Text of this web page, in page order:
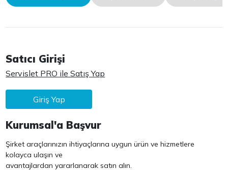
Satıcı Girişi
Servislet PRO ile Satış Yap
Giriş Yap
Kurumsal'a Başvur
Şirket araçlarınızın ihtiyaçlarına uygun ürün ve hizmetlere
kolayca ulaşın ve
avantajlardan yararlanarak satın alın.